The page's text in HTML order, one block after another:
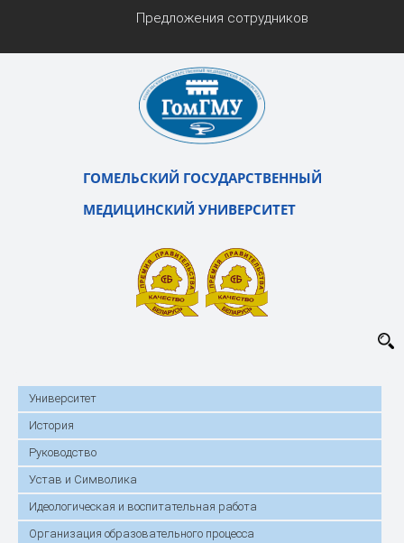
Предложения сотрудников
ГОМЕЛЬСКИЙ ГОСУДАРСТВЕННЫЙ
МЕДИЦИНСКИЙ УНИВЕРСИТЕТ
Университет
История
Руководство
Устав и Символика
Идеологическая и воспитательная работа
Организация образовательного процесса